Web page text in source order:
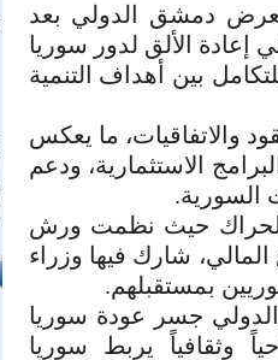
دمشق الدولي بعد
الألق لدور سوريا
بين أهداف التنمية
والاتفاقيات، ما يعكس
الاستثمارية، ودعم
السورية.
الحراك حيث نظمت ورش
شارك فيها وزراء
بمستقبلهم.
جسر عودة سوريا
وثقافياً يربط سوريا